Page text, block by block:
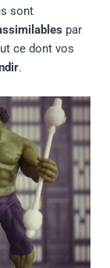
sont
par
ce dont vos
.